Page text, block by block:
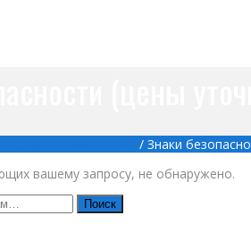
/ Знаки
вашему запросу, не обнаружено.
Поиск